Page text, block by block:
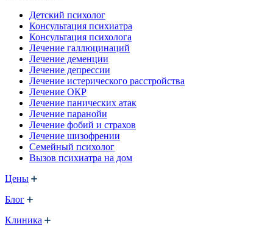
Детский психолог
Консультация психиатра
Консультация психолога
Лечение галлюцинаций
Лечение деменции
Лечение депрессии
Лечение истерического расстройства
Лечение ОКР
Лечение панических атак
Лечение паранойи
Лечение фобий и страхов
Лечение шизофрении
Семейный психолог
Вызов психиатра на дом
Цены
Блог
Клиника